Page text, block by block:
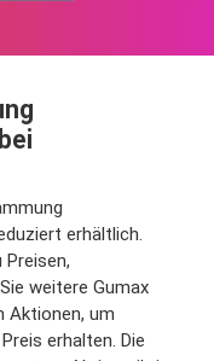
erhältlich.
weitere Gumax
Aktionen, um
erhalten. Die